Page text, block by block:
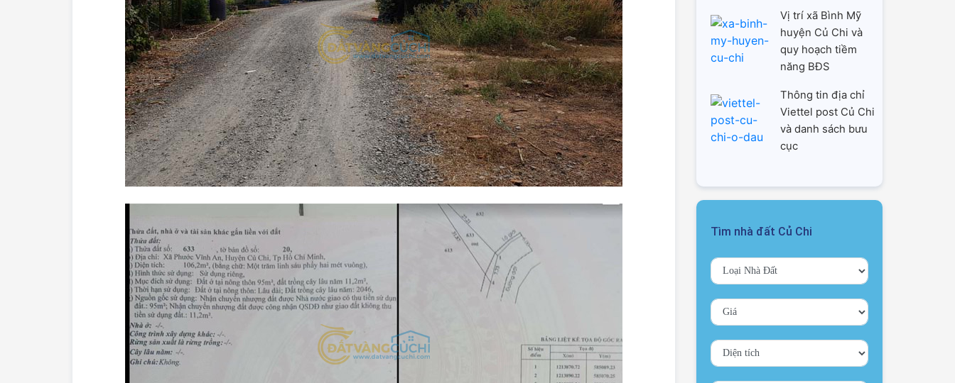
Vị trí xã Bình Mỹ
huyện Củ Chi và
quy hoạch tiềm
năng BĐS
Thông tin địa chỉ
Viettel post Củ Chi
và danh sách bưu
cục
Tìm nhà đất Củ Chi